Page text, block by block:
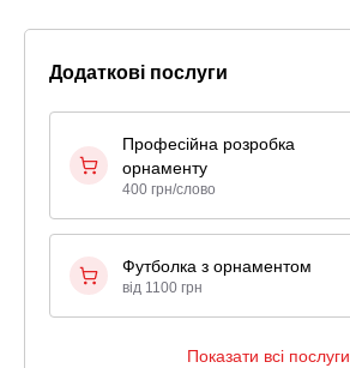
Додаткові послуги
Професійна розробка
орнаменту
400 грн/слово
Футболка з орнаментом
від 1100 грн
Показати всі послуги